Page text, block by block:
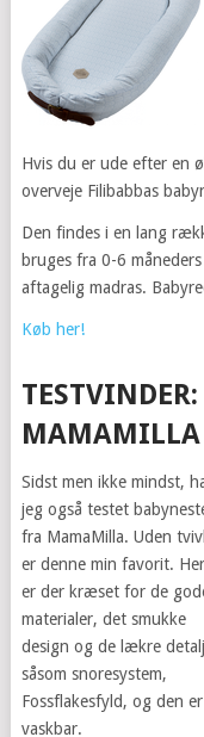
Hvis du er ude efter en
overveje Filibabbas
Den findes i en lang
bruges fra 0-6
aftagelig madras.
Køb her!
MAMAMILLA
Sidst men ikke mindst,
jeg også testet
fra MamaMilla. Uden tvivl
er denne min favorit. Her
er der kræset for de
materialer, det smukke
design og de lækre
såsom snoresystem,
Fossflakesfyld, og den er
vaskbar.